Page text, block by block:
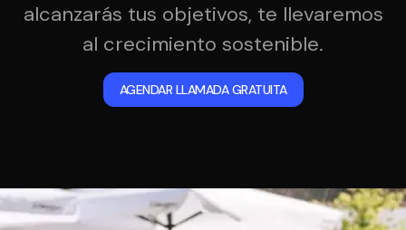
alcanzarás tus objetivos, te llevaremos
al crecimiento sostenible.
AGENDAR LLAMADA GRATUITA